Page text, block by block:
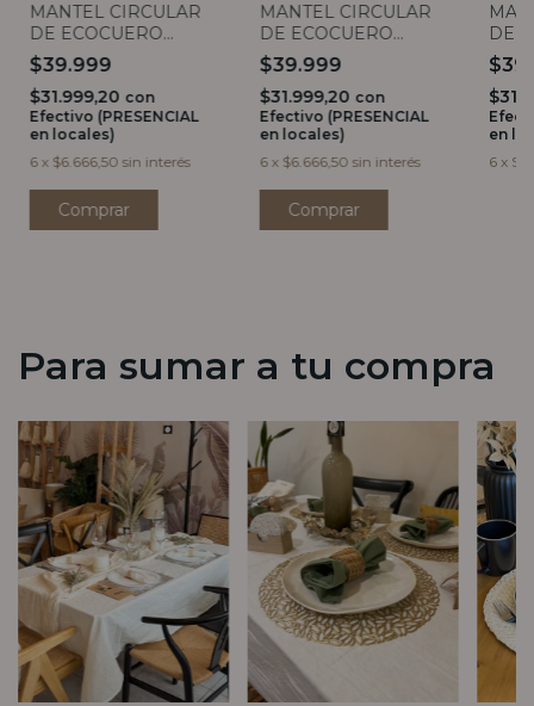
MANTEL CIRCULAR
DE ECOCUERO
BOTANICO 1,40
$39.999
$31.999,20 con
Efectivo (PRESENCIAL
en locales)
6 x $6.666,50 sin interés
Comprar
MANTEL CIRCULAR
DE ECOCUERO
PALMERAS 1,40
$39.999
$31.999,20 con
Efectivo (PRESENCIAL
en locales)
6 x $6.666,50 sin interés
Comprar
DE
en
6 x
Para sumar a tu compra